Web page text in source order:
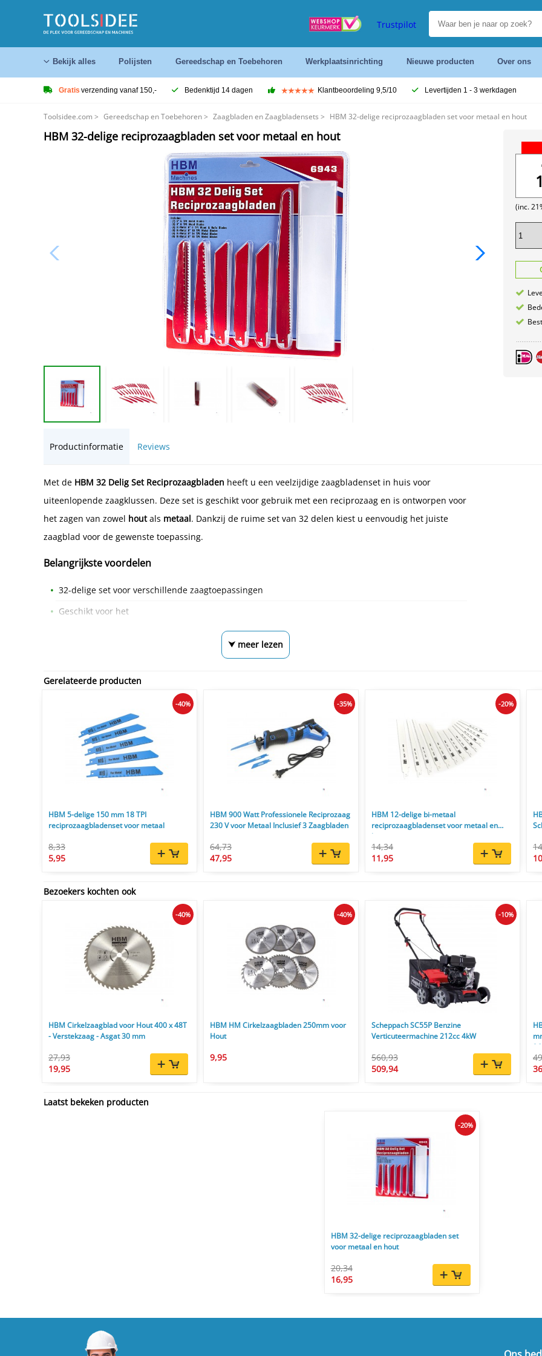
Trustpilot
Bekijk alles Polijsten Gereedschap en Toebehoren Werkplaatsinrichting Nieuwe producten Over ons
Gratis verzending vanaf 150,- Bedenktijd 14 dagen Klantbeoordeling 9,5/10 Levertijden 1 - 3 werkdagen
Toolsidee.com > Gereedschap en Toebehoren> Zaagbladen en Zaagbladensets > HBM 32-delige reciprozaagbladen set voor metaal en hout
HBM 32-delige reciprozaagbladen set voor metaal en hout
(inc.
Productinformatie Reviews
Met de HBM 32 Delig Set Reciprozaagbladen heeft u een veelzijdige zaagbladenset in huis voor
uiteenlopende zaagklussen. Deze set is geschikt voor gebruik met een reciprozaag en is ontworpen voor
het zagen van zowel houtals metaal. Dankzij de ruime set van 32 delen kiest u eenvoudig het juiste
zaagblad voor de gewenste toepassing.
Belangrijkste voordelen
32-delige set voor verschillende zaagtoepassingen
Geschikt voor het
⮟ meer lezen
Gerelateerde producten
HBM 5-delige 150 mm 18 TPI
reciprozaagbladenset voor metaal
8,33
5,95
-40%
HBM 900 Watt Professionele Reciprozaag
230 V voor Metaal Inclusief 3 Zaagbladen
64,73
47,95
-35%
HBM 12-delige bi-metaal
reciprozaagbladenset voor metaal en
hout
14,34
11,95
-20%
Bezoekers kochten ook
HBM Cirkelzaagblad voor Hout 400 x 48T
- Verstekzaag - Asgat 30 mm
27,93
19,95
-40%
HBM HM Cirkelzaagbladen 250mm voor
Hout
9,95
-40%
Scheppach SC55P Benzine
Verticuteermachine 212cc 4kW
560,93
509,94
-10%
Laatst bekeken producten
HBM 32-delige reciprozaagbladen set
voor metaal en hout
20,34
16,95
-20%